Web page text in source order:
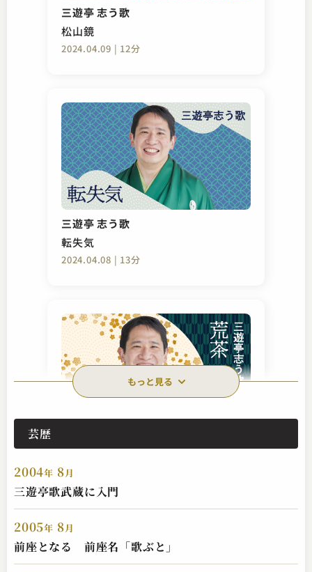
三遊亭 志う歌
松山鏡
2024.04.09 | 12分
三遊亭 志う歌
転失気
2024.04.08 | 13分
荒茶
2024.04.06 | 16分
もっと見る
芸歴
2004年 8月
三遊亭歌武蔵に入門
2005年 8月
前座となる 前座名「歌ぶと」